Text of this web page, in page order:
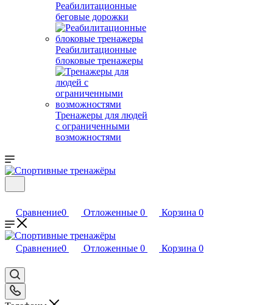
Реабилитационные
беговые дорожки
Реабилитационные
блоковые тренажеры
Тренажеры для людей
с ограниченными
возможностями
Сравнение0 Отложенные 0 Корзина 0
Сравнение0 Отложенные 0 Корзина 0